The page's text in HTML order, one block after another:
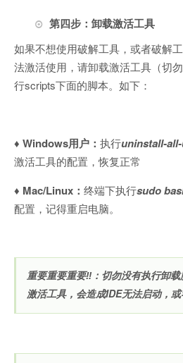
第四步：卸载激活工具
如果不想使用破解工具，或者破解
法激活使用，请卸载激活工具（切
行scripts下面的脚本。如下：
♦️ Windows用户： 执行uninstall-
激活工具的配置，恢复正常
♦️ Mac/Linux： 终端下执行sudo
配置，记得重启电脑。
重要重要重要‼️：切勿没有执行卸
激活工具，会造成IDE无法启动，或